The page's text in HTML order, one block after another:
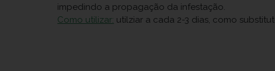
impedindo a propagação da infestação.
Como utilizar: utilziar a cada 2-3 dias, como